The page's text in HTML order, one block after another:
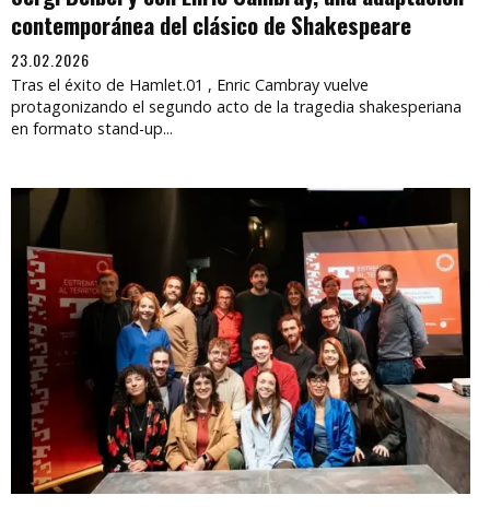
contemporánea del clásico de Shakespeare
23.02.2026
Tras el éxito de Hamlet.01 , Enric Cambray vuelve
protagonizando el segundo acto de la tragedia shakesperiana
en formato stand-up...